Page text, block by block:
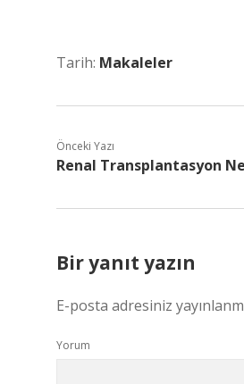
Tarih: Makaleler
Önceki Yazı
Renal Transplantasyon
Bir yanıt yazın
E-posta adresiniz
Yorum